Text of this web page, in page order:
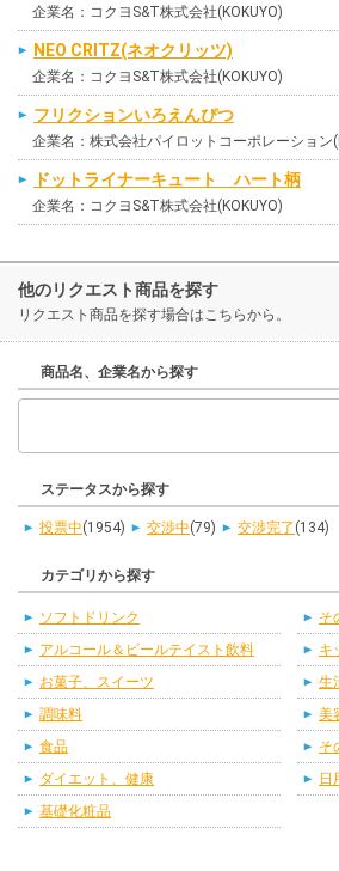
企業名：コクヨS&T株式会社(KOKUYO)
NEO CRITZ(ネオクリッツ)
企業名：コクヨS&T株式会社(KOKUYO)
フリクションいろえんぴつ
企業名：株式会社パイロットコーポレーション
ドットライナーキュート ハート柄
企業名：コクヨS&T株式会社(KOKUYO)
他のリクエスト商品を探す
リクエスト商品を探す場合はこちらから。
商品名、企業名から探す
ステータスから探す
投票中(1954) 交渉中(79) 交渉完了 (134)
カテゴリから探す
ソフトドリンク
アルコール＆ビールテイスト飲料
お菓子、スイーツ
調味料
食品
ダイエット、健康
基礎化粧品
そ
キ
生
美
そ
日